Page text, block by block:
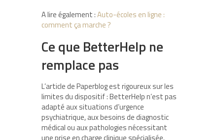
A lire également :Auto-écoles en ligne :
comment ça marche ?
Ce que BetterHelp ne
remplace pas
L’article de Paperblog est rigoureux sur les
limites du dispositif : BetterHelp n’est pas
adapté aux situations d’urgence
psychiatrique, aux besoins de diagnostic
médical ou aux pathologies nécessitant
une prise en charge clinique spécialisée.